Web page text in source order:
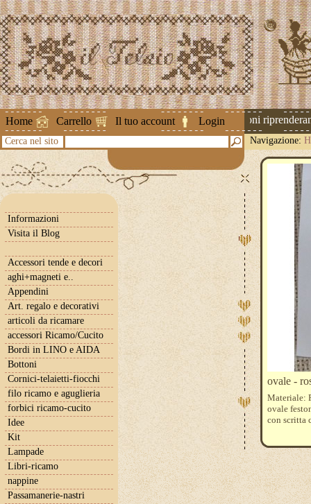
Home Carrello Il tuo account Login
Attenzione ! Le spedizioni
Cerca nel sito Navigazione:
Informazioni
Visita il Blog
Accessori tende e decori
aghi+magneti e..
Appendini
Art. regalo e decorativi
articoli da ricamare
accessori Ricamo/Cucito
Bordi in LINO e AIDA
Bottoni
Cornici-telaietti-fiocchi
filo ricamo e aguglieria
forbici ricamo-cucito
Idee
Kit
Lampade
Libri-ricamo
nappine
Passamanerie-nastri
ovale -
Materiale:
ovale
con scritta